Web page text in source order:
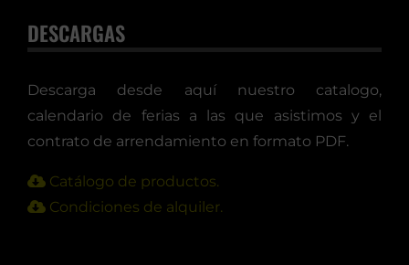
DESCARGAS
Descarga desde aquí nuestro catalogo,
calendario de ferias a las que asistimos y el
contrato de arrendamiento en formato PDF.
Catálogo de productos.
Condiciones de alquiler.